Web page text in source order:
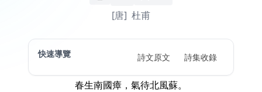
[唐] 杜甫
快速導覽 詩文原文 詩集收錄
春生南國瘴，氣待北風蘇。